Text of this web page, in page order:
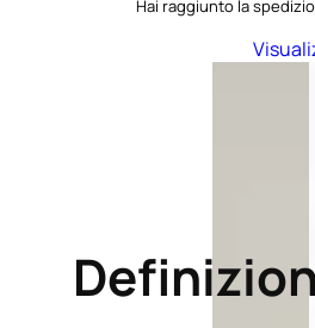
Hai raggiunto la